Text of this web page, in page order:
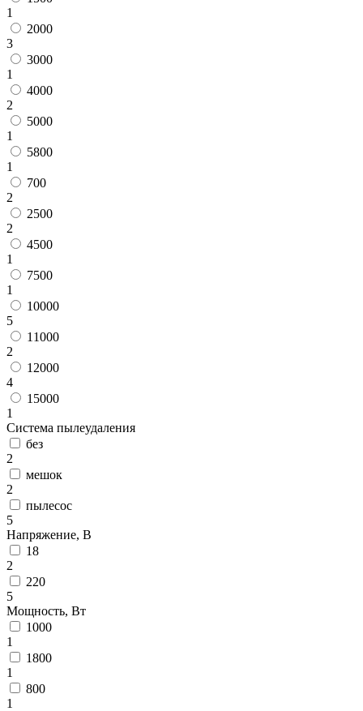
1
2000
3
3000
1
4000
2
5000
1
5800
1
700
2
2500
2
4500
1
7500
1
10000
5
11000
2
12000
4
15000
1
Система пылеудаления
без
2
мешок
2
пылесос
5
Напряжение, В
18
2
220
5
Мощность, Вт
1000
1
1800
1
800
1